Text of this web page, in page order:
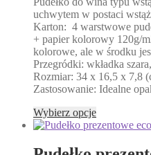
produktu
uchwytem w postaci
Karton: 4 warstwowe
+ papier kolorowy 120g/
kolorowe, ale w środku
Przegródki: wkładka
Rozmiar: 34 x 16,5 x 7,8
Zastosowanie: Idealne
Wybierz opcjeTen
produkt
wiele